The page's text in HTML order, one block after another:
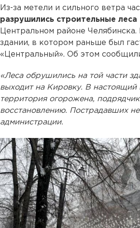
Из-за метели и сильного ветра
разрушились строительные леса
Центральном районе Челябинска.
здании, в котором раньше был
«Центральный». Об этом
«Леса обрушились на той части
выходит на Кировку. В настоящий
территория огорожена,
восстановлению. Пострадавших
администрации.